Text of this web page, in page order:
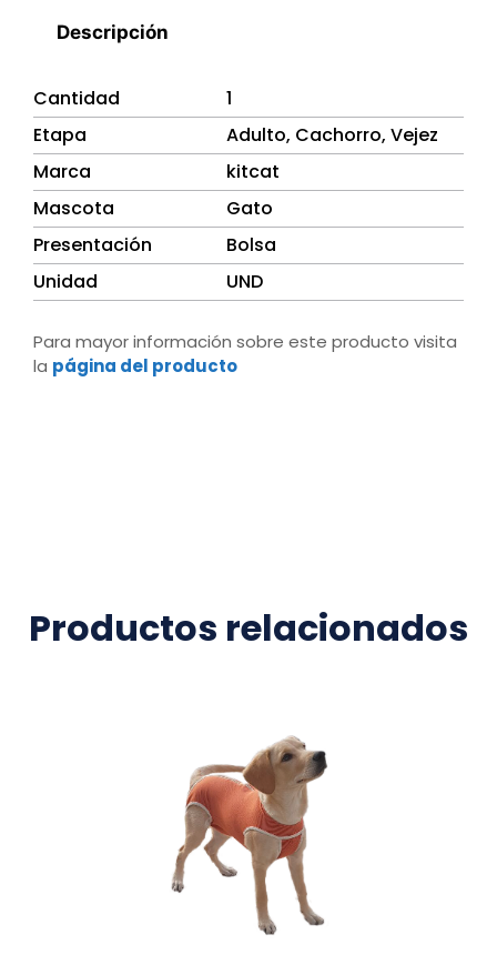
Descripción
Cantidad
1
Etapa
Adulto, Cachorro, Vejez
Marca
kitcat
Mascota
Gato
Presentación
Bolsa
Unidad
UND
Para mayor información sobre este producto visita
la página del producto
Productos relacionados